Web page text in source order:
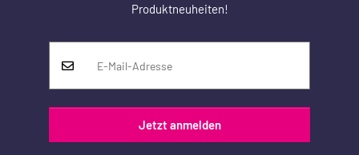
Produktneuheiten!
Jetzt anmelden